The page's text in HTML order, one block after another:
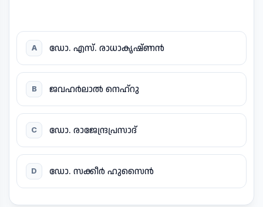
A ഡോ. എസ്. രാധാകൃഷ്ണൻ
B ജവഹർലാൽ നെഹ്റു
C ഡോ. രാജേന്ദ്രപ്രസാദ്
D ഡോ. സക്കീർ ഹുസൈൻ